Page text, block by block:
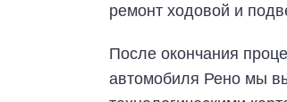
ремонт ходовой и
После окончания
автомобиля Рено мы